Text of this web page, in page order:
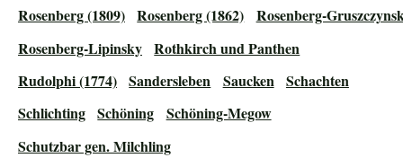
Rosenberg (1809) Rosenberg (1862)
Rosenberg-
Rosenberg-Lipinsky Rothkirch und Panthen
Rudolphi (1774) Sandersleben Saucken Schachten
Schlichting Schöning
Schöning-Megow
Schutzbar gen. Milchling